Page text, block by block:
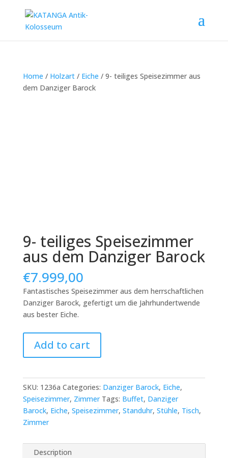
Home / Holzart/ Eiche / 9- teiliges Speisezimmer aus
dem Danziger Barock
9- teiliges Speisezimmer
aus dem Danziger Barock
€7.999,00
Fantastisches Speisezimmer aus dem herrschaftlichen
Danziger Barock, gefertigt um die Jahrhundertwende
aus bester Eiche.
teiliges
Speisezimmer
dem
Danziger
Barock
quantity
Add to cart
SKU: 1236a Categories: Danziger Barock, Eiche,
Speisezimmer, Zimmer Tags: Buffet, Danziger
Barock, Eiche, Speisezimmer, Standuhr, Stühle, Tisch,
Zimmer
Description